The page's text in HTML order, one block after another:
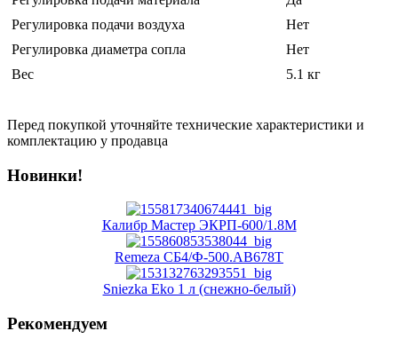
Регулировка подачи воздуха
Нет
Регулировка диаметра сопла
Нет
Вес
5.1 кг
Перед покупкой уточняйте технические характеристики и
комплектацию у продавца
Новинки!
Калибр Мастер ЭКРП-600/1.8М
Remeza СБ4/Ф-500.AB678Т
Sniezka Eko 1 л (снежно-белый)
Рекомендуем